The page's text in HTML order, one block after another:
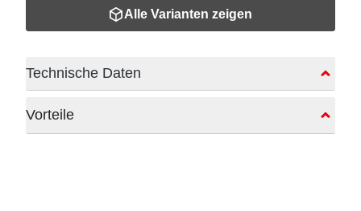
Alle Varianten zeigen
Technische Daten
Vorteile